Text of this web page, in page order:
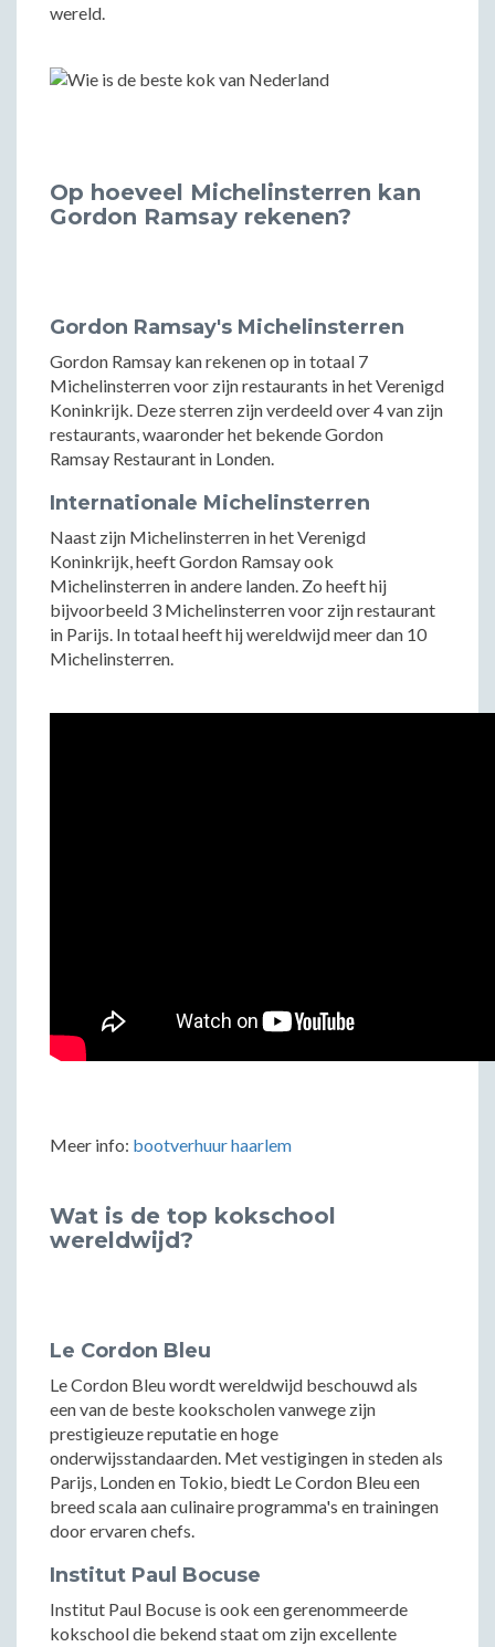
wereld.
Op hoeveel Michelinsterren kan
Gordon Ramsay rekenen?
Gordon Ramsay's Michelinsterren
Gordon Ramsay kan rekenen op in totaal 7
Michelinsterren voor zijn restaurants in het Verenigd
Koninkrijk. Deze sterren zijn verdeeld over 4 van zijn
restaurants, waaronder het bekende Gordon
Ramsay Restaurant in Londen.
Internationale Michelinsterren
Naast zijn Michelinsterren in het Verenigd
Koninkrijk, heeft Gordon Ramsay ook
Michelinsterren in andere landen. Zo heeft hij
bijvoorbeeld 3 Michelinsterren voor zijn restaurant
in Parijs. In totaal heeft hij wereldwijd meer dan 10
Michelinsterren.
Meer info: bootverhuur haarlem
Wat is de top kokschool
wereldwijd?
Le Cordon Bleu
Le Cordon Bleu wordt wereldwijd beschouwd als
een van de beste kookscholen vanwege zijn
prestigieuze reputatie en hoge
onderwijsstandaarden. Met vestigingen in steden als
Parijs, Londen en Tokio, biedt Le Cordon Bleu een
breed scala aan culinaire programma's en trainingen
door ervaren chefs.
Institut Paul Bocuse
Institut Paul Bocuse is ook een gerenommeerde
kokschool die bekend staat om zijn excellente